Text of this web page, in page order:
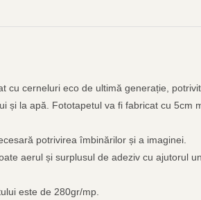
cerneluri eco de ultimă generație,
la apă. Fototapetul va fi fabricat cu 5cm
potrivirea îmbinărilor și a imaginei.
aerul și surplusul de adeziv cu ajutorul
este de 280gr/mp.